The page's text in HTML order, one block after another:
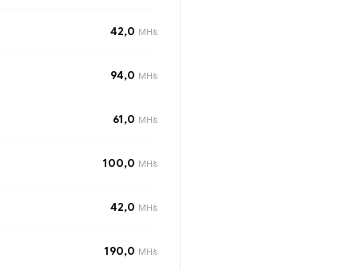
42,0 MH/s
94,0 MH/s
61,0 MH/s
100,0 MH/s
42,0 MH/s
190,0 MH/s